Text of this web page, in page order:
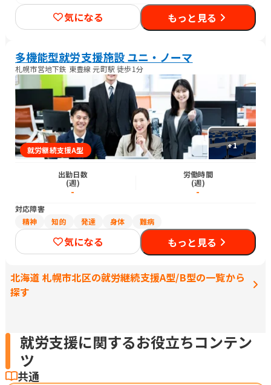
気になる もっと見る
多機能型就労支援施設 ユニ・ノーマ
札幌市営地下鉄 東豊線 元町駅 徒歩1分
+1
就労継続支援A型
出勤日数
(週)
-
労働時間
(週)
-
対応障害
精神
知的 発達 身体 難病
気になる もっと見る
北海道 札幌市北区の就労継続支援A型/B型の一覧から
探す
就労支援に関するお役立ちコンテン
ツ
共通